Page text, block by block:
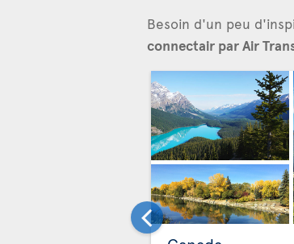
Besoin d'un peu
connectair par Air